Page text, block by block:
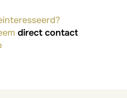
direct contact